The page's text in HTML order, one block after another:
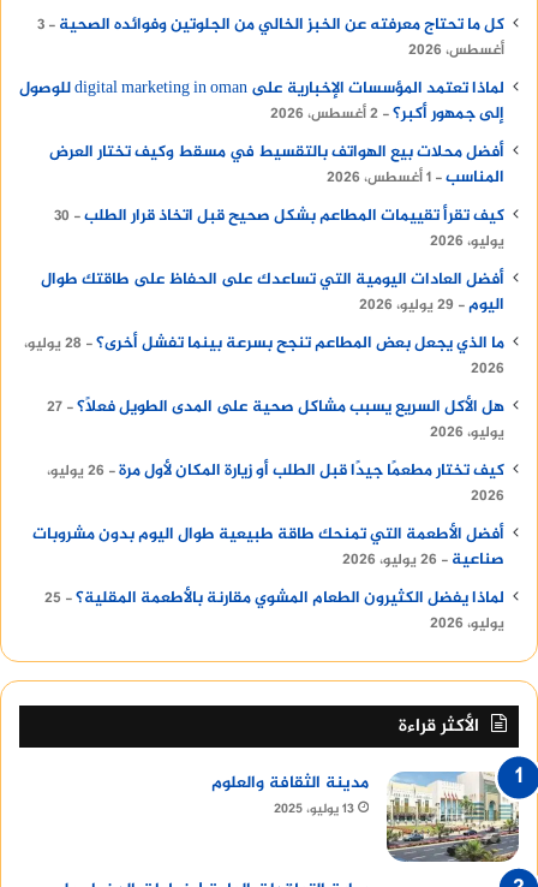
كل ما تحتاج معرفته عن الخبز الخالي من الجلوتين وفوائده الصحية
3
أغسطس، 2026
لماذا تعتمد المؤسسات الإخبارية على digital marketing in oman للوصول
إلى جمهور أكبر؟ 2 أغسطس، 2026
أفضل محلات بيع الهواتف بالتقسيط في مسقط وكيف تختار العرض
المناسب 1 أغسطس، 2026
كيف تقرأ تقييمات المطاعم بشكل صحيح قبل اتخاذ قرار الطلب
30
يوليو، 2026
أفضل العادات اليومية التي تساعدك على الحفاظ على طاقتك طوال
اليوم
29 يوليو، 2026
ما الذي يجعل بعض المطاعم تنجح بسرعة بينما تفشل أخرى؟
28 يوليو،
2026
هل الأكل السريع يسبب مشاكل صحية على المدى الطويل فعلًا؟ 27
يوليو، 2026
كيف تختار مطعمًا جيدًا قبل الطلب أو زيارة المكان لأول مرة
26 يوليو،
2026
أفضل الأطعمة التي تمنحك طاقة طبيعية طوال اليوم بدون مشروبات
صناعية
26 يوليو، 2026
لماذا يفضل الكثيرون الطعام المشوي مقارنة بالأطعمة المقلية؟
25
يوليو، 2026
الأكثر قراءة
مدينة الثقافة والعلوم
13 يوليو، 2025